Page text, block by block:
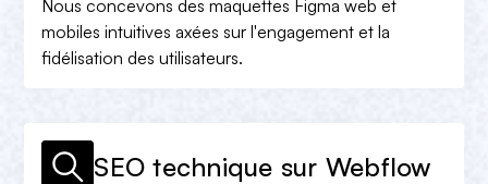
Nous concevons des maquettes Figma web et
mobiles intuitives axées sur l'engagement et la
fidélisation des utilisateurs.
SEO technique sur Webflow